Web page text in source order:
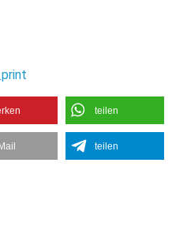
teilen
teilen